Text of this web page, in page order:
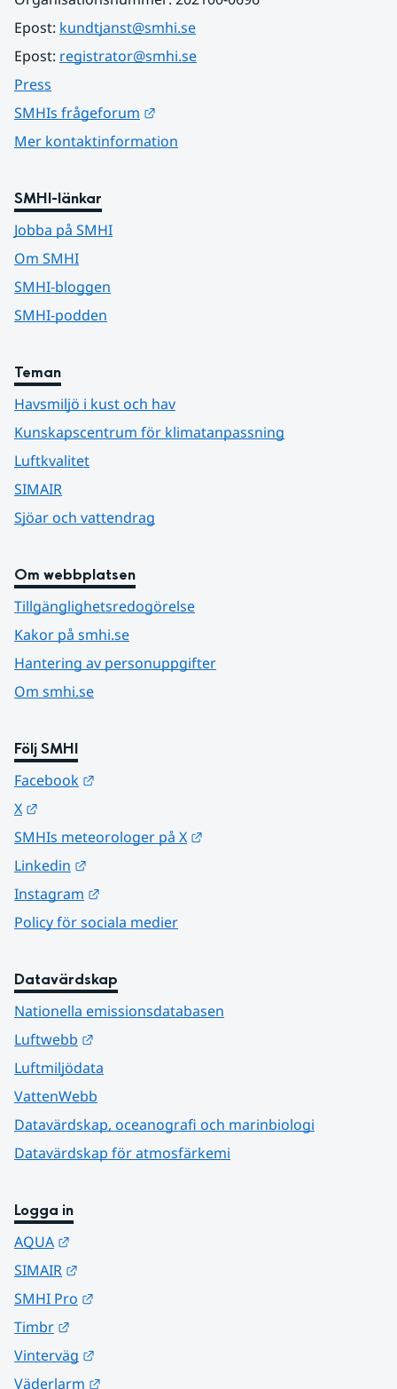
Epost: kundtjanst@smhi.se
Epost: registrator@smhi.se
Press
SMHIs frågeforum
Mer kontaktinformation
SMHI-länkar
Jobba på SMHI
Om SMHI
SMHI-bloggen
SMHI-podden
Teman
Havsmiljö i kust och hav
Kunskapscentrum för klimatanpassning
Luftkvalitet
SIMAIR
Sjöar och vattendrag
Om webbplatsen
Tillgänglighetsredogörelse
Kakor på smhi.se
Hantering av personuppgifter
Om smhi.se
Följ SMHI
Facebook
X
SMHIs meteorologer på X
Linkedin
Instagram
Policy för sociala medier
Datavärdskap
Nationella emissionsdatabasen
Luftwebb
Luftmiljödata
VattenWebb
Datavärdskap, oceanografi och marinbiologi
Datavärdskap för atmosfärkemi
Logga in
AQUA
SIMAIR
SMHI Pro
Timbr
Vinterväg
Väderlarm